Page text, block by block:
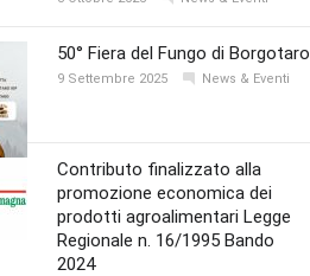
50° Fiera del Fungo di Borgotaro
9 Settembre 2025 News & Eventi
Contributo finalizzato alla
promozione economica dei
prodotti agroalimentari Legge
Regionale n. 16/1995 Bando
2024